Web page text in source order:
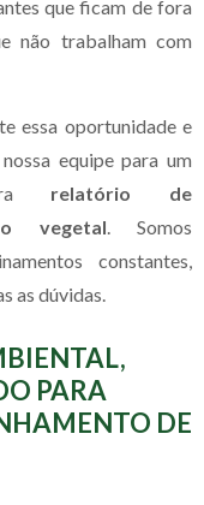
que ficam de fora
não trabalham com
essa oportunidade e
equipe para um
relatório de
vegetal. Somos
constantes,
as dúvidas.
PARA
DE